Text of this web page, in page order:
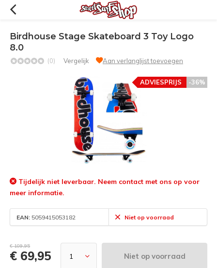
Birdhouse Stage Skateboard 3 Toy Logo
8.0
(0) Vergelijk Aan verlanglijst toevoegen
-36%
ADVIESPRIJS
Tijdelijk niet leverbaar. Neem contact met ons op voor
meer informatie.
EAN: 5059415053182 Niet op voorraad
€ 109,95
€ 69,95 Niet op voorraad